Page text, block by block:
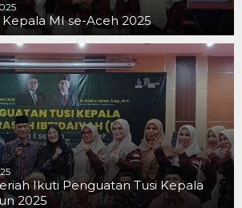
MI se-Aceh 2025
Ikuti Penguatan Tusi Kepala
2025